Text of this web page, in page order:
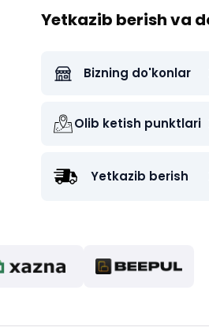
Yetkazib berish va
Bizning do'konlar
Olib ketish punktlari
Yetkazib berish